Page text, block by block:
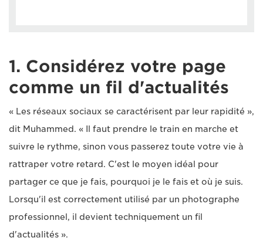
1. Considérez votre page
comme un fil d'actualités
« Les réseaux sociaux se caractérisent par leur rapidité »,
dit Muhammed. « Il faut prendre le train en marche et
suivre le rythme, sinon vous passerez toute votre vie à
rattraper votre retard. C'est le moyen idéal pour
partager ce que je fais, pourquoi je le fais et où je suis.
Lorsqu'il est correctement utilisé par un photographe
professionnel, il devient techniquement un fil
d'actualités ».